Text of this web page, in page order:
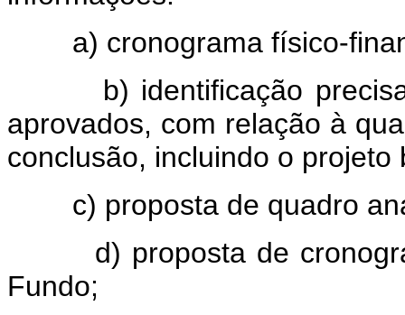
a) cronograma físico-
b) identificação precisa
aprovados, com relação à
conclusão, incluindo o
c) proposta de quadro
d) proposta de
Fundo;